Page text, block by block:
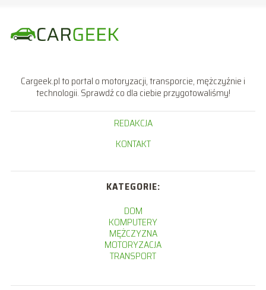
Cargeek.pl to portal o motoryzacji, transporcie, mężczyźnie i
technologii. Sprawdź co dla ciebie przygotowaliśmy!
REDAKCJA
KONTAKT
KATEGORIE:
DOM
KOMPUTERY
MĘŻCZYZNA
MOTORYZACJA
TRANSPORT